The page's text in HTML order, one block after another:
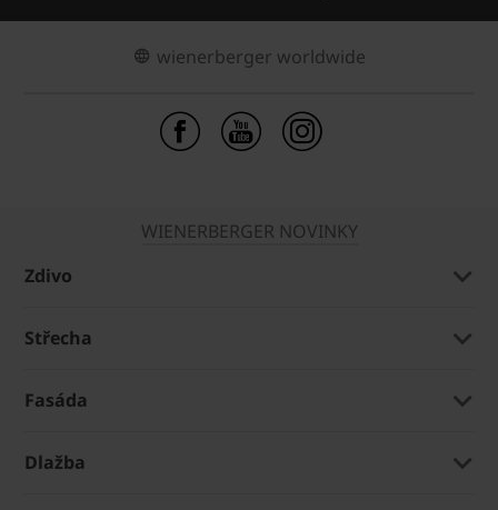
wienerberger worldwide
WIENERBERGER NOVINKY
Zdivo
Střecha
Fasáda
Dlažba